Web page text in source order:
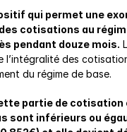
qui permet une
cotisations au
pendant douze mois.
l’intégralité des
du régime de base.
partie de
sont inférieurs ou